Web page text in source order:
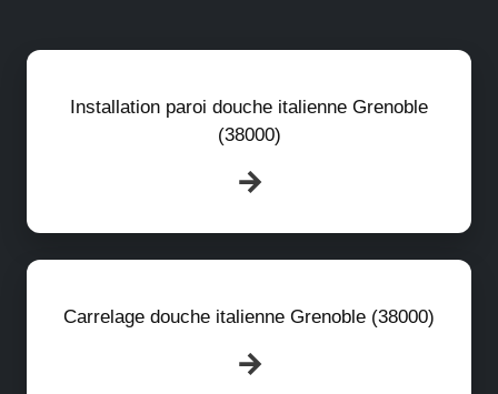
Installation paroi douche italienne Grenoble
(38000)
Carrelage douche italienne Grenoble (38000)